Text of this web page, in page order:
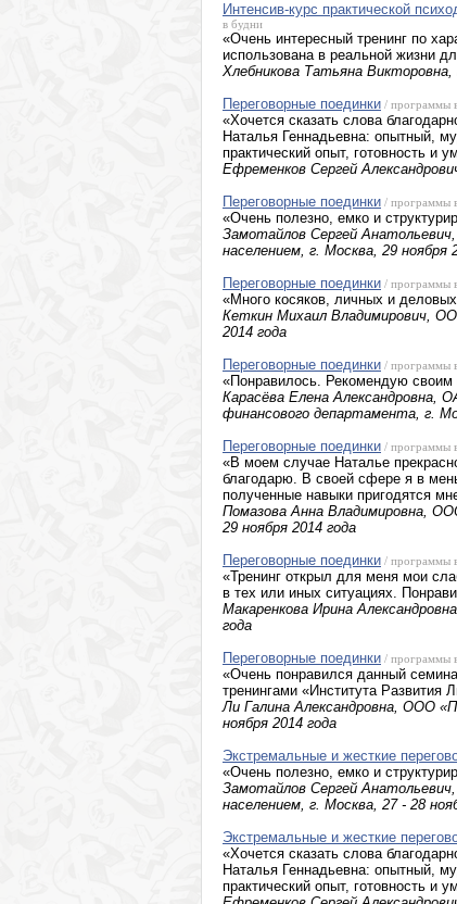
Интенсив-курс практической
в будни
«Очень интересный тренинг по
использована в реальной жизни
Хлебникова Татьяна Викторовна,
Переговорные поединки / программы
«Хочется сказать слова
Наталья Геннадьевна: опытный,
практический опыт, готовность и
Ефременков Сергей
Переговорные поединки / программы
«Очень полезно, емко и
Замотайлов Сергей
населением, г. Москва, 29 ноября
Переговорные поединки / программы
«Много косяков, личных и
Кеткин Михаил Владимирович,
2014 года
Переговорные поединки / программы
«Понравилось. Рекомендую своим
Карасёва Елена Александровна,
финансового департамента, г.
Переговорные поединки / программы
«В моем случае Наталье
благодарю. В своей сфере я в
полученные навыки пригодятся
Помазова Анна Владимировна,
29 ноября 2014 года
Переговорные поединки / программы
«Тренинг открыл для меня мои
в тех или иных ситуациях.
Макаренкова Ирина
года
Переговорные поединки / программы
«Очень понравился данный
тренингами «Института Развития
Ли Галина Александровна, ООО
ноября 2014 года
Экстремальные и жесткие
«Очень полезно, емко и
Замотайлов Сергей
населением, г. Москва, 27 - 28
Экстремальные и жесткие
«Хочется сказать слова
Наталья Геннадьевна: опытный,
практический опыт, готовность и